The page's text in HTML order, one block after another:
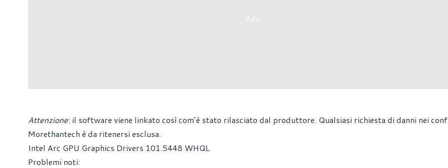
Attenzione: il software viene linkato così com’è stato rilasciato dal produttore. Qualsiasi richiesta di danni nei
Morethantech è da ritenersi esclusa.
Intel Arc GPU Graphics Drivers 101.5448 WHQL
Problemi noti: